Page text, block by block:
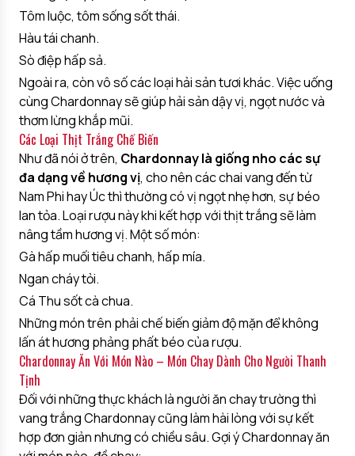
Tôm luộc, tôm sống sốt thái.
Hàu tái chanh.
Sò điệp hấp sả.
Ngoài ra, còn vô số các loại hải sản tươi khác. Việc uống
cùng Chardonnay sẽ giúp hải sản dậy vị, ngọt nước và
thơm lừng khắp mũi.
Các Loại Thịt Trắng Chế Biến
Như đã nói ở trên, Chardonnay là giống nho các sự
đa dạng về hương vị, cho nên các chai vang đến từ
Nam Phi hay Úc thì thường có vị ngọt nhẹ hơn, sự béo
lan tỏa. Loại rượu này khi kết hợp với thịt trắng sẽ làm
nâng tầm hương vị. Một số món:
Gà hấp muối tiêu chanh, hấp mía.
Ngan cháy tỏi.
Cá Thu sốt cà chua.
Những món trên phải chế biến giảm độ mặn để không
lấn át hương phảng phất béo của rượu.
Chardonnay Ăn Với Món Nào – Món Chay Dành Cho Người Thanh
Tịnh
Đối với những thực khách là người ăn chay trường thì
vang trắng Chardonnay cũng làm hài lòng với sự kết
hợp đơn giản nhưng có chiều sâu. Gợi ý Chardonnay ăn